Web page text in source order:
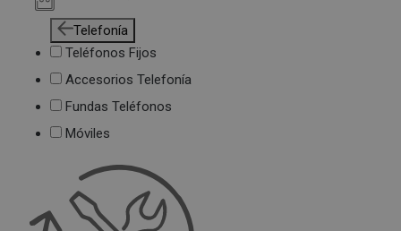
Telefonía
Teléfonos Fijos
Accesorios Telefonía
Fundas Teléfonos
Móviles